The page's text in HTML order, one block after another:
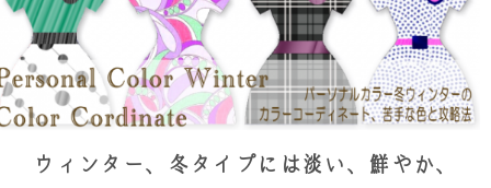
ウィンター、冬タイプには淡い、鮮やか、